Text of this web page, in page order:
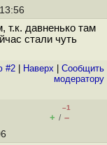
т.к. давненько там
стали чуть
#2 Наверх
Cообщить
модератору
–1
+ / –